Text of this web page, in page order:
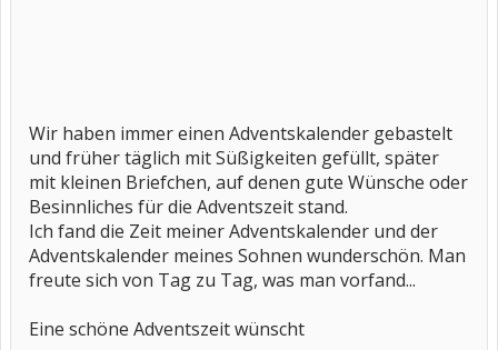
Wir haben immer einen Adventskalender gebastelt
und früher täglich mit Süßigkeiten gefüllt, später
mit kleinen Briefchen, auf denen gute Wünsche oder
Besinnliches für die Adventszeit stand.​
Ich fand die Zeit meiner Adventskalender und der
Adventskalender meines Sohnen wunderschön. Man
freute sich von Tag zu Tag, was man vorfand...​
Eine schöne Adventszeit wünscht​